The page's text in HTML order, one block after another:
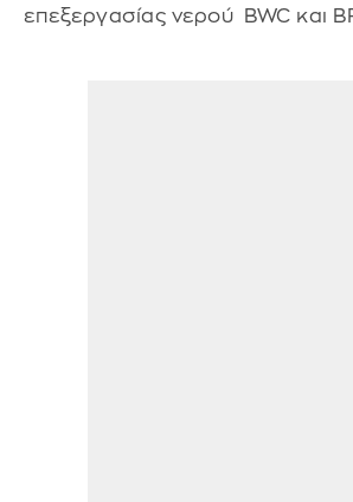
επεξεργασίας νερού BWC και